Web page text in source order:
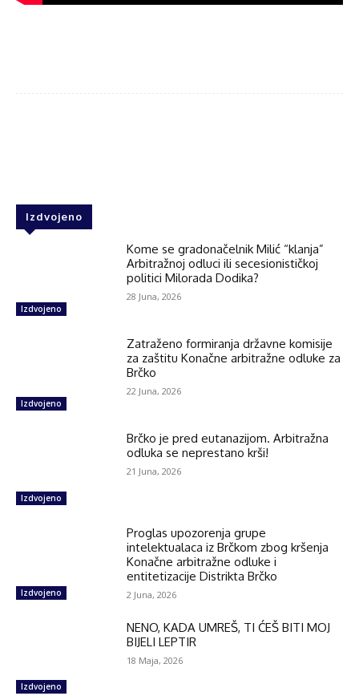
Izdvojeno
Izdvojeno
Kome se gradonačelnik Milić “klanja”
Arbitražnoj odluci ili secesionističkoj
politici Milorada Dodika?
28 Juna, 2026
Izdvojeno
Zatraženo formiranja državne komisije
za zaštitu Konačne arbitražne odluke za
Brčko
22 Juna, 2026
Izdvojeno
Brčko je pred eutanazijom. Arbitražna
odluka se neprestano krši!
21 Juna, 2026
Izdvojeno
Proglas upozorenja grupe
intelektualaca iz Brčkom zbog kršenja
Konačne arbitražne odluke i
entitetizacije Distrikta Brčko
2 Juna, 2026
Izdvojeno
NENO, KADA UMREŠ, TI ĆEŠ BITI MOJ
BIJELI LEPTIR
18 Maja, 2026